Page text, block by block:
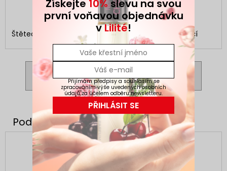
DO KOŠÍKU
Štětec na pudr a tvářenku
DO KOŠÍKU
Štetec na obočí
ZOBRAZIT VŠECHNY SOUVISEJÍCÍ PRODUKTY
AKCE
3 + 1
Získejte 10%slevu na svou
první voňavou objednávku
vLilité!
Přijímám předpisy a souhlasím se
zpracováním výše uvedených osobních
údajů za účelem odběru newsletteru.
PŘIHLÁSIT SE